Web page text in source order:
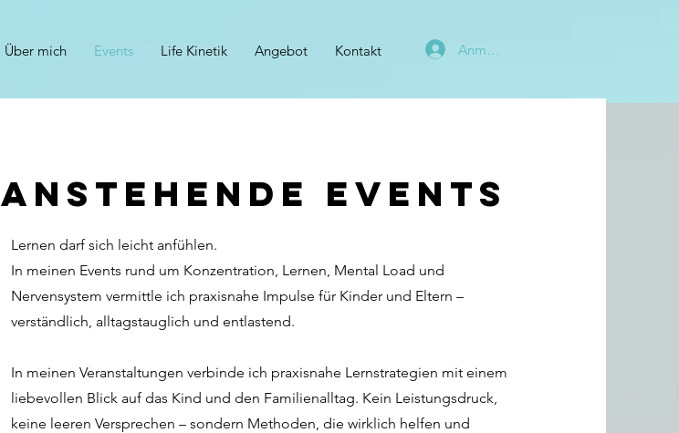
Über mich Events Life Kinetik Angebot Kontakt Anmelden
Anstehende EVENTS
Lernen darf sich leicht anfühlen.
In meinen Events rund um Konzentration, Lernen, Mental Load und
Nervensystem vermittle ich praxisnahe Impulse für Kinder und Eltern –
verständlich, alltagstauglich und entlastend.
In meinen Veranstaltungen verbinde ich praxisnahe Lernstrategien mit einem
liebevollen Blick auf das Kind und den Familienalltag. Kein Leistungsdruck,
keine leeren Versprechen – sondern Methoden, die wirklich helfen und